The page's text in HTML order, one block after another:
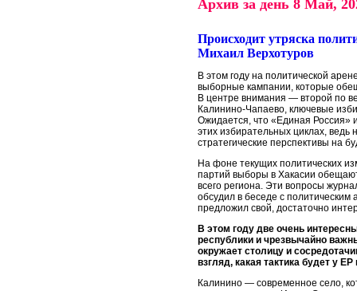
Архив за день 8 Май,
Происходит утряска
Михаил Верхотуров
В этом году на политической
выборные кампании, которые
В центре внимания — второй по
Калинино-Чапаево, ключевые
Ожидается, что «Единая Россия»
этих избирательных циклах,
стратегические перспективы на
На фоне текущих политических
партий выборы в Хакасии
всего региона. Эти вопросы
обсудил в беседе с
предложил свой, достаточно
В этом году две очень
республики и чрезвычайно
окружает столицу и
взгляд, какая тактика будет у
Калинино — современное село,